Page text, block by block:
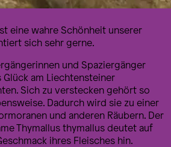
eine wahre Schönheit unserer
sich sehr gerne.
und Spaziergänger
am Liechtensteiner
Sich zu verstecken gehört so
Dadurch wird sie zu einer
und anderen Räubern. Der
Thymallus thymallus deutet auf
ihres Fleisches hin.